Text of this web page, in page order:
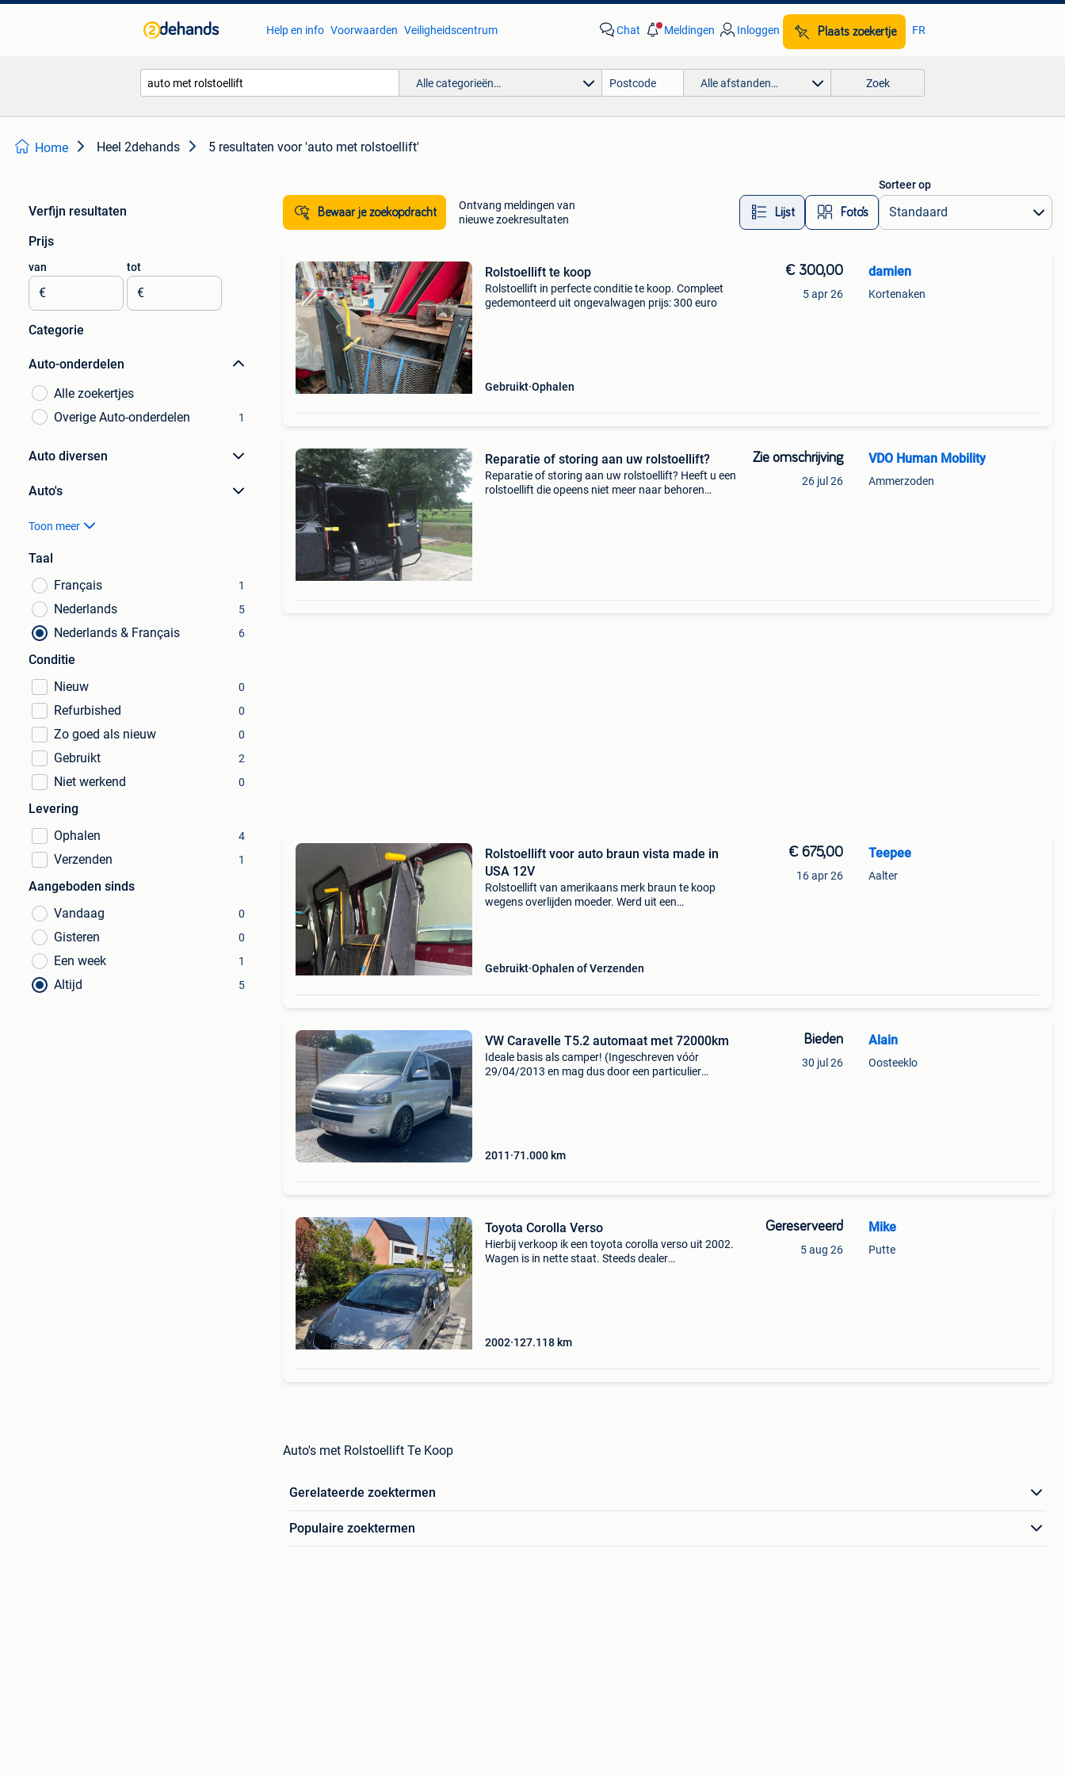
Help en info Voorwaarden Veiligheidscentrum Chat Meldingen Inloggen Plaats zoekertje FR
Alle categorieën… Alle afstanden… Zoek
Home Heel 2dehands 5 resultaten voor 'auto met rolstoellift'
Verfijn resultaten
Prijs
van
€
tot
€
Categorie
Auto-onderdelen
Alle zoekertjes
Overige Auto-onderdelen
1
Auto diversen
Auto's
Toon meer
Taal
Français
1
Nederlands 5
Nederlands & Français 6
Conditie
Nieuw
0
Refurbished 0
Zo goed als nieuw 0
Gebruikt 2
Niet werkend 0
Levering
Ophalen
4
Verzenden 1
Aangeboden sinds
Vandaag
0
Gisteren 0
Een week 1
Altijd 5
Bewaar je zoekopdracht
Ontvang meldingen van
nieuwe zoekresultaten
Lijst Foto’s
Sorteer op
Rolstoellift te koop
Rolstoellift in perfecte conditie te koop. Compleet
gedemonteerd uit ongevalwagen prijs: 300 euro
Gebruikt Ophalen
€ 300,00
5 apr 26
damien
Kortenaken
Reparatie of storing aan uw rolstoellift?
Reparatie of storing aan uw rolstoellift? Heeft u een
rolstoellift die opeens niet meer naar behoren
Zie omschrijving
26 jul 26
VDO Human Mobility
Ammerzoden
Rolstoellift voor auto braun vista made in
USA 12V
Rolstoellift van amerikaans merk braun te koop
wegens overlijden moeder. Werd uit een
Gebruikt Ophalen of Verzenden
€ 675,00
16 apr 26
Teepee
Aalter
VW Caravelle T5.2 automaat met 72000km
Ideale basis als camper! (Ingeschreven vóór
29/04/2013 en mag dus door een particulier
2011 71.000 km
Bieden
30 jul 26
Alain
Oosteeklo
Toyota Corolla Verso
Hierbij verkoop ik een toyota corolla verso uit 2002.
Wagen is in nette staat. Steeds dealer
2002 127.118 km
Gereserveerd
5 aug 26
Mike
Putte
Auto's met Rolstoellift Te Koop
Gerelateerde zoektermen
Populaire zoektermen